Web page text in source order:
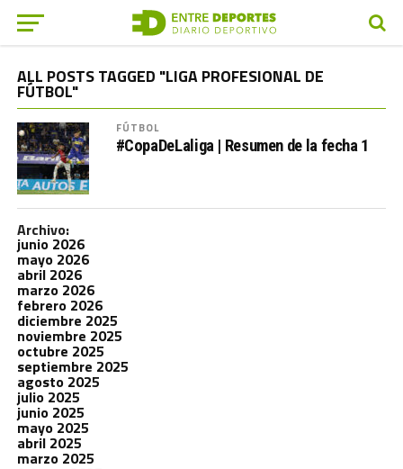
ALL POSTS TAGGED "LIGA PROFESIONAL DE
FÚTBOL"
FÚTBOL
#CopaDeLaliga | Resumen de la fecha 1
Archivo:
junio 2026
mayo 2026
abril 2026
marzo 2026
febrero 2026
diciembre 2025
noviembre 2025
octubre 2025
septiembre 2025
agosto 2025
julio 2025
junio 2025
mayo 2025
abril 2025
marzo 2025